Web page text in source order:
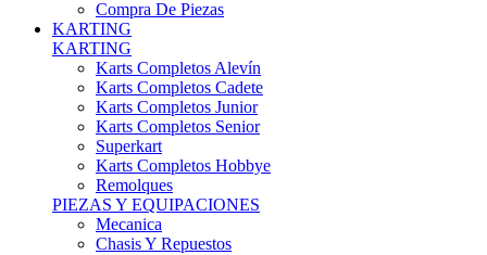
KARTING
Karts Completos Alevín
Karts Completos Cadete
Karts Completos Junior
Karts Completos Senior
Superkart
Karts Completos Hobbye
Remolques
PIEZAS Y EQUIPACIONES
Mecanica
Chasis Y Repuestos
Frenos